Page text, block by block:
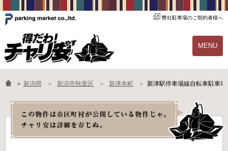
弊社駐車場のご契約者様へ
MENU
物件一覧 ご契約の流れ
よくあるご質問 駐輪場オーナー様へ
＞ 新潟県 新潟市秋葉区 新津本町 新津駅停車場線自転車駐車場